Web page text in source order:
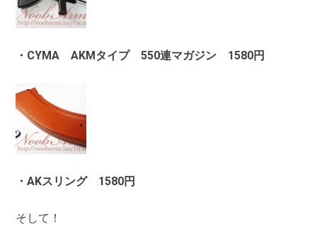
・CYMA AKMタイプ 550連マガジン 1580円
・AKスリング 1580円
そして！